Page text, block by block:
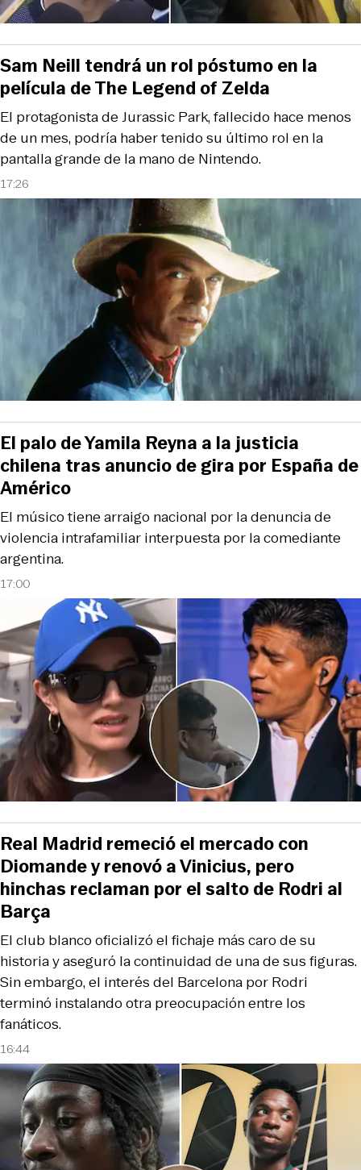
17:26
El protagonista de Jurassic Park, fallecido hace menos
de un mes, podría haber tenido su último rol en la
pantalla grande de la mano de Nintendo.
Sam Neill tendrá un rol póstumo en la
película de The Legend of Zelda
17:00
El músico tiene arraigo nacional por la denuncia de
violencia intrafamiliar interpuesta por la comediante
argentina.
El palo de Yamila Reyna a la justicia
chilena tras anuncio de gira por España de
Américo
16:44
El club blanco oficializó el fichaje más caro de su
historia y aseguró la continuidad de una de sus figuras.
Sin embargo, el interés del Barcelona por Rodri
terminó instalando otra preocupación entre los
fanáticos.
Real Madrid remeció el mercado con
Diomande y renovó a Vinicius, pero
hinchas reclaman por el salto de Rodri al
Barça